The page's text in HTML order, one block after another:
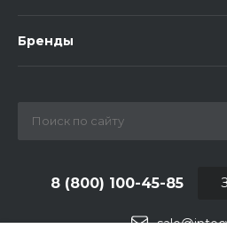
Бренды
8 (800) 100-45-85